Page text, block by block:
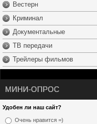
Вестерн
Криминал
Документальные
ТВ передачи
Трейлеры фильмов
МИНИ-ОПРОС
Удобен ли наш сайт?
Очень нравится =)